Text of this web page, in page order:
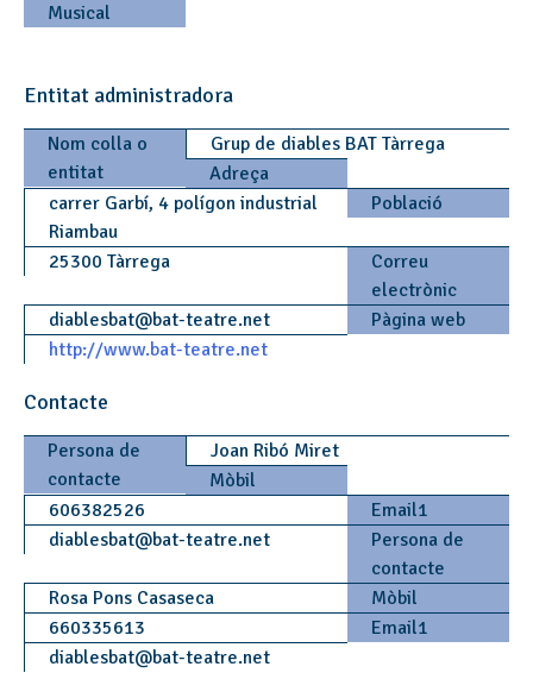
Musical
Entitat administradora
Nom colla o
entitat
Grup de diables BAT Tàrrega
Adreça
carrer Garbí, 4 polígon industrial
Riambau
Població
25300 Tàrrega
Correu
electrònic
diablesbat@bat-teatre.net
Pàgina web
http://www.bat-teatre.net
Contacte
Persona de
contacte
Joan Ribó Miret
Mòbil
606382526
Email1
diablesbat@bat-teatre.net
Persona de
contacte
Rosa Pons Casaseca
Mòbil
660335613
Email1
diablesbat@bat-teatre.net